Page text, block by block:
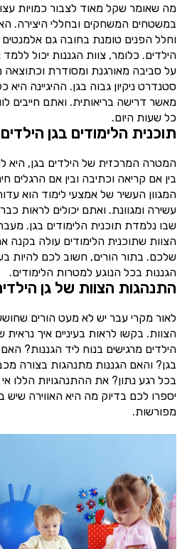
מה שאומר שקל מאוד לצבור כמויות
במשטחים המשחקים ובחללי היצירה.
וחלל הפנים טומנת בחובה גם
הילדים. כלומר, צוות הגננות יכול
על סביבה מאורגנת ומסודרת
סטנדרט ניקיון גבוה בגן. ההיגיינה היא
מאשר דרישה בריאותית. ואתם חייבים
כל שעות היום.
תוכנית הלימודים בגן הילדים
המטרה המרכזית של הילדים בגן, היא
בין אם קריאה וכתיבה ובין אם הרגלים
המגוון העשיר של אמצעי לימוד הוא
עשירה ומגוונת. ואתם יכולים לראות
שבו נלמדת תוכנית הלימודים בגן.
הצוות שתוכנית הלימודים עולה
שלכם. בתור הורים, חשוב לכם להיות
הגננות בכל הנוגע למטרות הלימודים.
התנהגות הצוות של גן
לאור מקרי עבר יש לא מעט הורים
הצוות. בקשו לראות בעיניים איך
הילדים מרגישים בנוח ליד הגננות?
בגן? והאם הגננות מתנהגות בצורה
בכל רגע נתון? את ההתנהגויות הללו
יספרו לכם בדיוק מה היא האווירה שיש
מפורשות.